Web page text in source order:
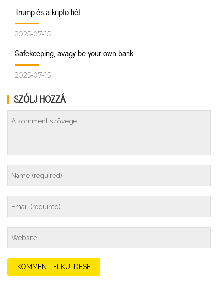
Trump és a kripto hét.
2025-07-15
Safekeeping, avagy be your own bank.
2025-07-15
SZÓLJ HOZZÁ